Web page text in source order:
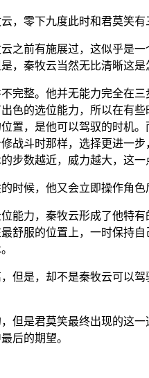
，零下九度此时和君莫笑有
之前有施展过，这似乎是
，秦牧云当然无比清晰这是
完整。他并无能力完全在三
色的选位能力，所以在有些
置，是他可以驾驭的时机。
战斗时那样，选择更进一步
步数越近，威力越大，这一
时候，他又会立即操作角色
能力，秦牧云形成了他特有
舒服的位置上，一时保持自
但是，却不是秦牧云可以
但是君莫笑最终出现的这
后的期望。